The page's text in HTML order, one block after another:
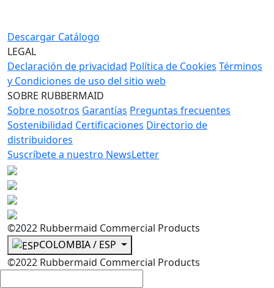
Descargar Catálogo
LEGAL
Declaración de privacidad Política de Cookies Términos
y Condiciones de uso del sitio web
SOBRE RUBBERMAID
Sobre nosotros Garantías Preguntas frecuentes
Sostenibilidad Certificaciones Directorio de
distribuidores
Suscríbete a nuestro NewsLetter
©2022 Rubbermaid Commercial Products
COLOMBIA / ESP
©2022 Rubbermaid Commercial Products